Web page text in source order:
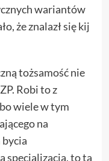
wariantów
że znalazł się kij
tożsamość nie
Robi to z
wiele w tym
na
specjalizacja, to ta